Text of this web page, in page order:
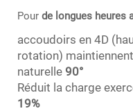
Pour de longues heures
accoudoirs en 4D
rotation)
naturelle 90°
Réduit la charge
19%